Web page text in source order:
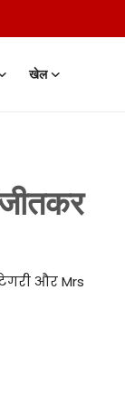
खेल
और Mrs